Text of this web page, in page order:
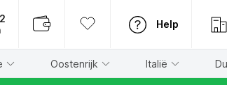
Help
Oostenrijk Italië